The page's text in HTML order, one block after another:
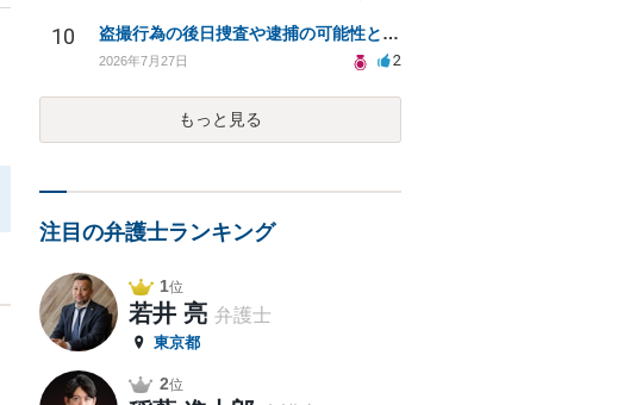
10 盗撮行為の後日捜査や逮捕の可能性と初動対応について
2026年7月27日 2
もっと見る
注目の弁護士ランキング
1位
若井 亮 弁護士
東京都
2位